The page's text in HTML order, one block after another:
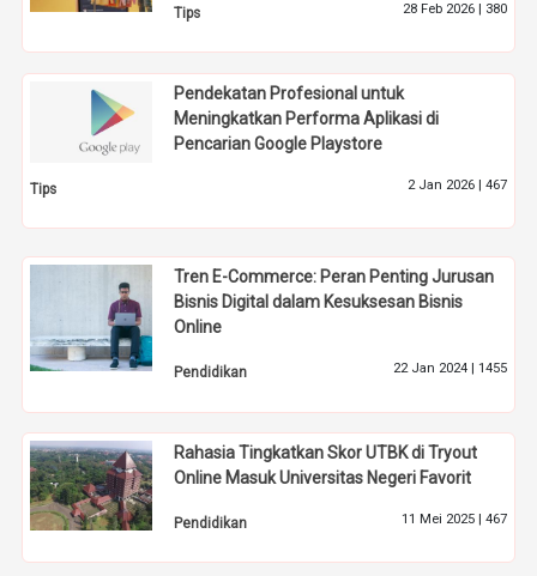
Tips 28 Feb 2026 | 380
Pendekatan Profesional untuk
Meningkatkan Performa Aplikasi di
Pencarian Google Playstore
Tips 2 Jan 2026 | 467
Tren E-Commerce: Peran Penting Jurusan
Bisnis Digital dalam Kesuksesan Bisnis
Online
Pendidikan 22 Jan 2024 | 1455
Rahasia Tingkatkan Skor UTBK di Tryout
Online Masuk Universitas Negeri Favorit
Pendidikan 11 Mei 2025 | 467